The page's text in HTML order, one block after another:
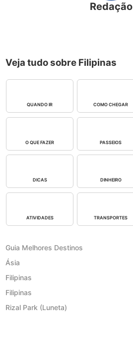
Redação
Veja tudo sobre Filipinas
QUANDO IR COMO CHEGAR
O QUE FAZER PASSEIOS
DICAS DINHEIRO
ATIVIDADES TRANSPORTES
Guia Melhores Destinos
Ásia
Filipinas
Filipinas
Rizal Park (Luneta)